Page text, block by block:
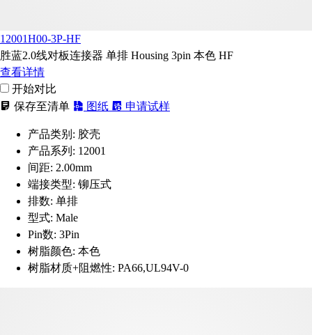
12001H00-3P-HF
胜蓝2.0线对板连接器 单排 Housing 3pin 本色 HF
查看详情
开始对比
保存至清单
图纸 申请试样
产品类别: 胶壳
产品系列: 12001
间距: 2.00mm
端接类型: 铆压式
排数: 单排
型式: Male
Pin数: 3Pin
树脂颜色: 本色
树脂材质+阻燃性: PA66,UL94V-0